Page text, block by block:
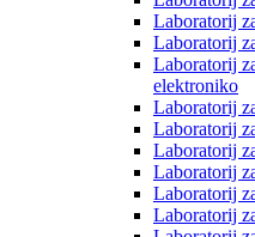
Laboratorij
Laboratorij
Laboratorij
elektroniko
Laboratorij
Laboratorij
Laboratorij
Laboratorij
Laboratorij
Laboratorij